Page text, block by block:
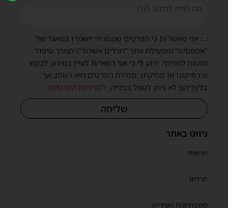
ניווט באתר
חדשות
חרדים
ממסדרונות העירייה
אני מאשר/ת כי הפרטים שמסרתי יישמרו במאגר של
"אמפסיס" (מפעילת אתר "חרדים אשדוד") לצורך טיפול
ומענה לפנייתי. ידוע לי כי אני רשאי/ת לעיין במידע, לבקש
את תיקונו או מחיקתו. מסירת הפרטים היא רשות, אך
בלעדיהם לא ניתן לטפל בפנייה. למדיניות הפרטיות.
שליחה